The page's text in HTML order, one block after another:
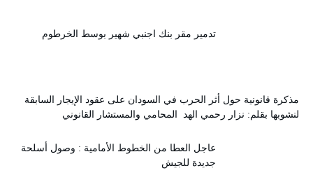
تدمير مقر بنك اجنبي شهير بوسط الخرطوم
مذكرة قانونية حول أثر الحرب في السودان على عقود الإيجار السابقة
لنشوبها بقلم: نزار رحمي الهد المحامي والمستشار القانوني
عاجل العطا من الخطوط الأمامية : وصول أسلحة
جديدة للجيش